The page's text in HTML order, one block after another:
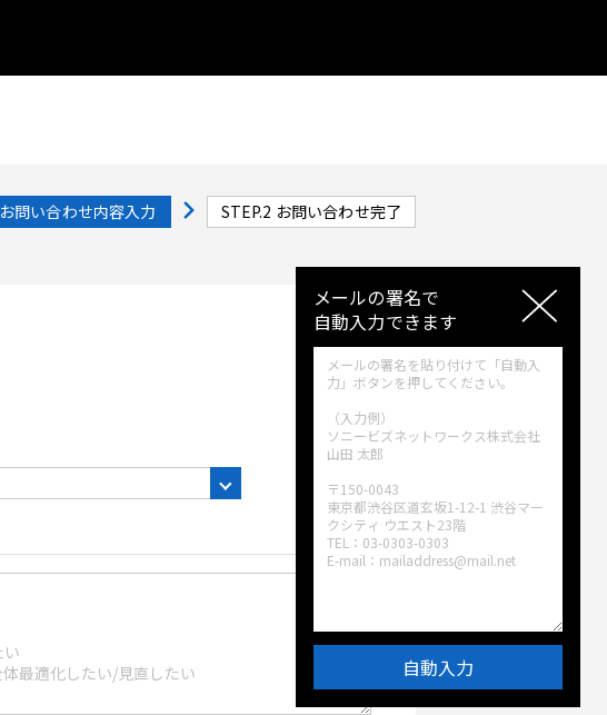
お問い合わせ内容入力 STEP.2 お問い合わせ完了
メールの署名で
自動入力できます